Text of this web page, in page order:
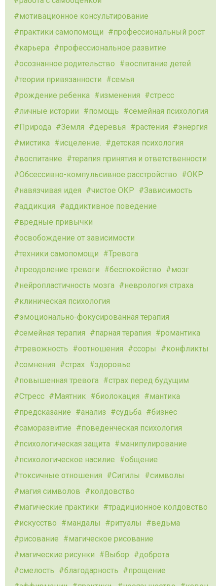
мотивационное консультирование
практики самопомощи
профессиональный рост
карьера
профессиональное развитие
осознанное родительство
воспитание детей
теории привязанности
семья
рождение ребенка
изменения
стресс
личные истории
помощь
семейная психология
Природа
Земля деревья растения
энергия
мистика
исцеление.
детская психология
воспитание
терапия принятия и ответственности
Обсессивно-компульсивное расстройство
ОКР
навязчивая идея
чистое ОКР
Зависимость
аддикция
аддиктивное поведение
вредные привычки
освобождение от зависимости
техники самопомощи
Тревога
преодоление тревоги
беспокойство
мозг
нейропластичность мозга
неврология страха
клиническая психология
эмоционально-фокусированная терапия
семейная терапия
парная терапия
романтика
тревожность
оотношения ссоры
конфликты
сомнения
страх
здоровье
повышенная тревога
страх перед будущим
Стресс
Маятник биолокация
мантика
предсказание
анализ судьба
бизнес
саморазвитие
поведенческая психология
психологическая защита
манипулирование
психологическое насилие
общение
токсичные отношения
Сигилы
символы
магия символов
колдовство
магические практики
традиционное колдовство
искусство
мандалы ритуалы
ведьма
рисование
магическое рисование
магические рисунки
Выбор
доброта
смелость
благодарность
прощение